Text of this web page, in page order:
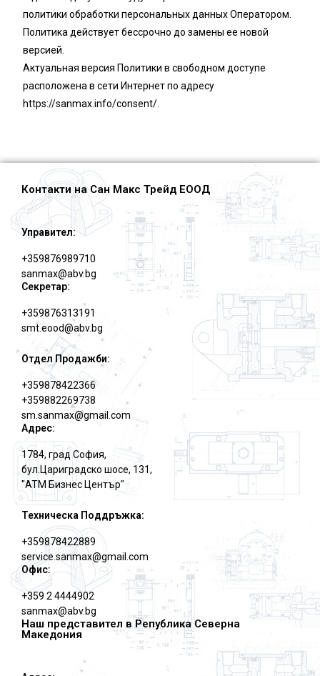
политики обработки персональных данных Оператором.
Политика действует бессрочно до замены ее новой
версией.
Актуальная версия Политики в свободном доступе
расположена в сети Интернет по адресу
https://sanmax.info/consent/.
Контакти на Сан Макс Трейд ЕООД
Управител:
+359876989710
sanmax@abv.bg
Секретар:
+359876313191
smt.eood@abv.bg
Отдел Продажби:
+359878422366
+359882269738
sm.sanmax@gmail.com
Адрес:
1784, град София,
бул.Цариградско шосе, 131,
"АТМ Бизнес Център"
Техническа Поддръжка:
+359878422889
service.sanmax@gmail.com
Офис:
+359 2 4444902
sanmax@abv.bg
Наш представител в Република Северна
Македония